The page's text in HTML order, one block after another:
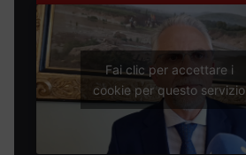
Fai clic per accettare i
cookie per questo servizio